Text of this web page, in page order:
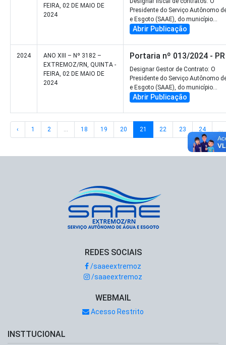
FEIRA, 02 DE MAIO DE
2024
Presidente do Serviço Autônomo
e Esgoto (SAAE), do município...
Abrir Publicação
2024
ANO XIII – Nº 3182 –
EXTREMOZ/RN, QUINTA -
FEIRA, 02 DE MAIO DE
2024
Portaria nº 013/2024 - PR
Designar Gestor de Contrato: O
Presidente do Serviço Autônomo
e Esgoto (SAAE), do município...
Abrir Publicação
‹ 1 2 18 19 20 21 22 23 24
REDES SOCIAIS
/saaeextremoz
/saaeextremoz
WEBMAIL
Acesso Restrito
INSTTUCIONAL